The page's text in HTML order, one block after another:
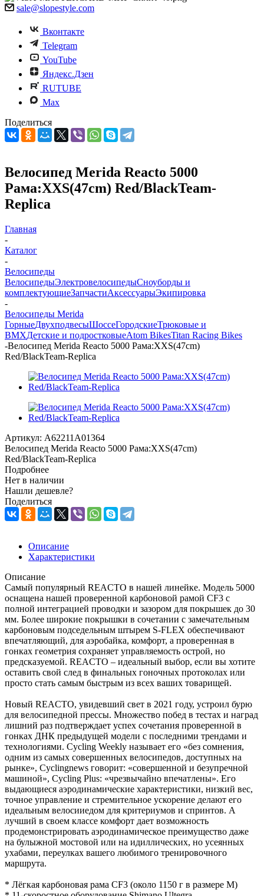
sale@slopestyle.com
Вконтакте
Telegram
YouTube
Яндекс.Дзен
RUTUBE
Max
Поделиться
Велосипед Merida Reacto 5000
Рама:XXS(47cm) Red/BlackTeam-
Replica
Главная
-
Каталог
-
Велосипеды
ВелосипедыЭлектровелосипедыCноуборды и
комплектующиеЗапчастиАксессуарыЭкипировка
-
Велосипеды Merida
ГорныеДвухподвесыШоссеГородскиеТрюковые и
BMXДетские и подростковыеAtom BikesTitan Racing Bikes
-Велосипед Merida Reacto 5000 Рама:XXS(47cm)
Red/BlackTeam-Replica
Артикул: A62211A01364
Велосипед Merida Reacto 5000 Рама:XXS(47cm)
Red/BlackTeam-Replica
Подробнее
Нет в наличии
Нашли дешевле?
Поделиться
Описание
Характеристики
Описание
Самый популярный REACTO в нашей линейке. Модель 5000
оснащена нашей проверенной карбоновой рамой CF3 с
полной интеграцией проводки и зазором для покрышек до 30
мм. Более широкие покрышки в сочетании с замечательным
карбоновым подседельным штырем S-FLEX обеспечивают
впечатляющий, для аэробайка, комфорт, а проверенная в
гонках геометрия сохраняет управляемость острой, но
предсказуемой. REACTO – идеальный выбор, если вы хотите
оставить свой след в финальных гоночных протоколах или
просто стать самым быстрым из всех ваших товарищей.
Новый REACTO, увидевший свет в 2021 году, устроил бурю
для велосипедной прессы. Множество побед в тестах и наград
лишний раз подтверждает успех сочетания проверенной в
гонках ДНК предыдущей модели с последними трендами и
технологиями. Cycling Weekly называет его «без сомнения,
одним из самых совершенных велосипедов, доступных на
рынке», Cyclingnews говорит: «совершенной и безупречной
машиной», Cycling Plus: «чрезвычайно впечатлены». Его
выдающиеся аэродинамические характеристики, низкий вес,
точное управление и стремительное ускорение делают его
идеальным велосииедом для критериумов и спринтов. А
лучший в своем классе комфорт дает возможность
продемонстрировать аэродинамическое преимущество даже
на булыжной мостовой или на идиллических, но усеянных
ухабами, переулках вашего любимого тренировочного
маршрута.
* Лёгкая карбоновая рама CF3 (около 1150 г в размере М)